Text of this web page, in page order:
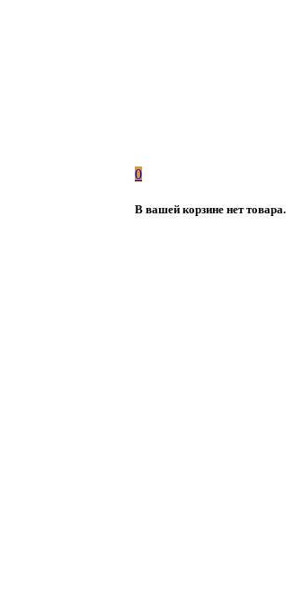
0
В вашей корзине нет товара.